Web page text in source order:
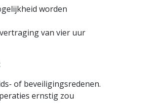
worden
van vier uur
of beveiligingsredenen.
ernstig zou